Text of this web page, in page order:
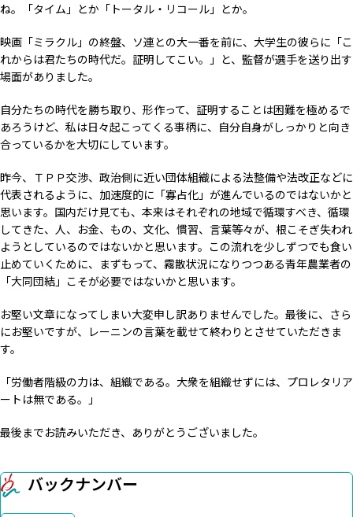
ね。「タイム」とか「トータル・リコール」とか。
映画「ミラクル」の終盤、ソ連との大一番を前に、大学生の彼らに「こ
れからは君たちの時代だ。証明してこい。」と、監督が選手を送り出す
場面がありました。
自分たちの時代を勝ち取り、形作って、証明することは困難を極めるで
あろうけど、私は日々起こってくる事柄に、自分自身がしっかりと向き
合っているかを大切にしています。
昨今、ＴＰＰ交渉、政治側に近い団体組織による法整備や法改正などに
代表されるように、加速度的に「寡占化」が進んでいるのではないかと
思います。国内だけ見ても、本来はそれぞれの地域で循環すべき、循環
してきた、人、お金、もの、文化、慣習、言葉等々が、根こそぎ失われ
ようとしているのではないかと思います。この流れを少しずつでも食い
止めていくために、まずもって、霧散状況になりつつある青年農業者の
「大同団結」こそが必要ではないかと思います。
お堅い文章になってしまい大変申し訳ありませんでした。最後に、さら
にお堅いですが、レーニンの言葉を載せて終わりとさせていただきま
す。
「労働者階級の力は、組織である。大衆を組織せずには、プロレタリア
ートは無である。」
最後までお読みいただき、ありがとうございました。
バックナンバー